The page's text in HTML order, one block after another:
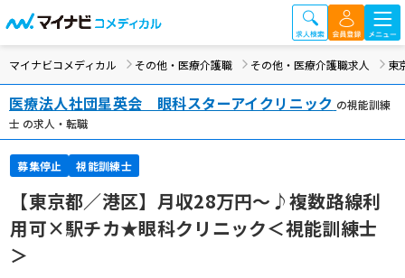
マイナビコメディカル その他・医療介護職 その他・医療介護職求人 東
医療法人社団星英会 眼科スターアイクリニック の視能訓練
士 の求人・転職
募集停止 視能訓練士
【東京都／港区】月収28万円～♪複数路線利
用可×駅チカ★眼科クリニック＜視能訓練士
＞